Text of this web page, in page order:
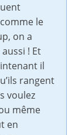
le
on a
! Et
il
rangent
voulez
même
en